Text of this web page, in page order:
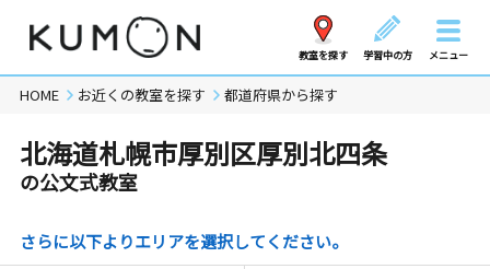
教室を探す 学習中の方 メニュー
HOME お近くの教室を探す 都道府県から探す
北海道札幌市厚別区厚別北四条
の公文式教室
さらに以下よりエリアを選択してください。